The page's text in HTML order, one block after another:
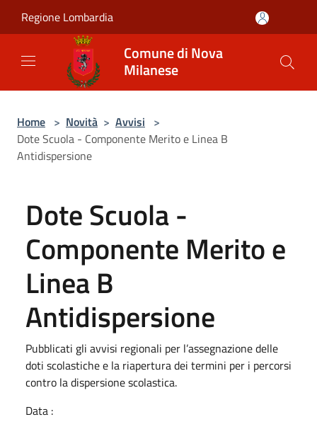
Regione Lombardia
Comune di Nova
Milanese
Home > Novità > Avvisi >
Dote Scuola - Componente Merito e Linea B
Antidispersione
Dote Scuola -
Componente Merito e
Linea B
Antidispersione
Pubblicati gli avvisi regionali per l’assegnazione delle
doti scolastiche e la riapertura dei termini per i percorsi
contro la dispersione scolastica.
Data :